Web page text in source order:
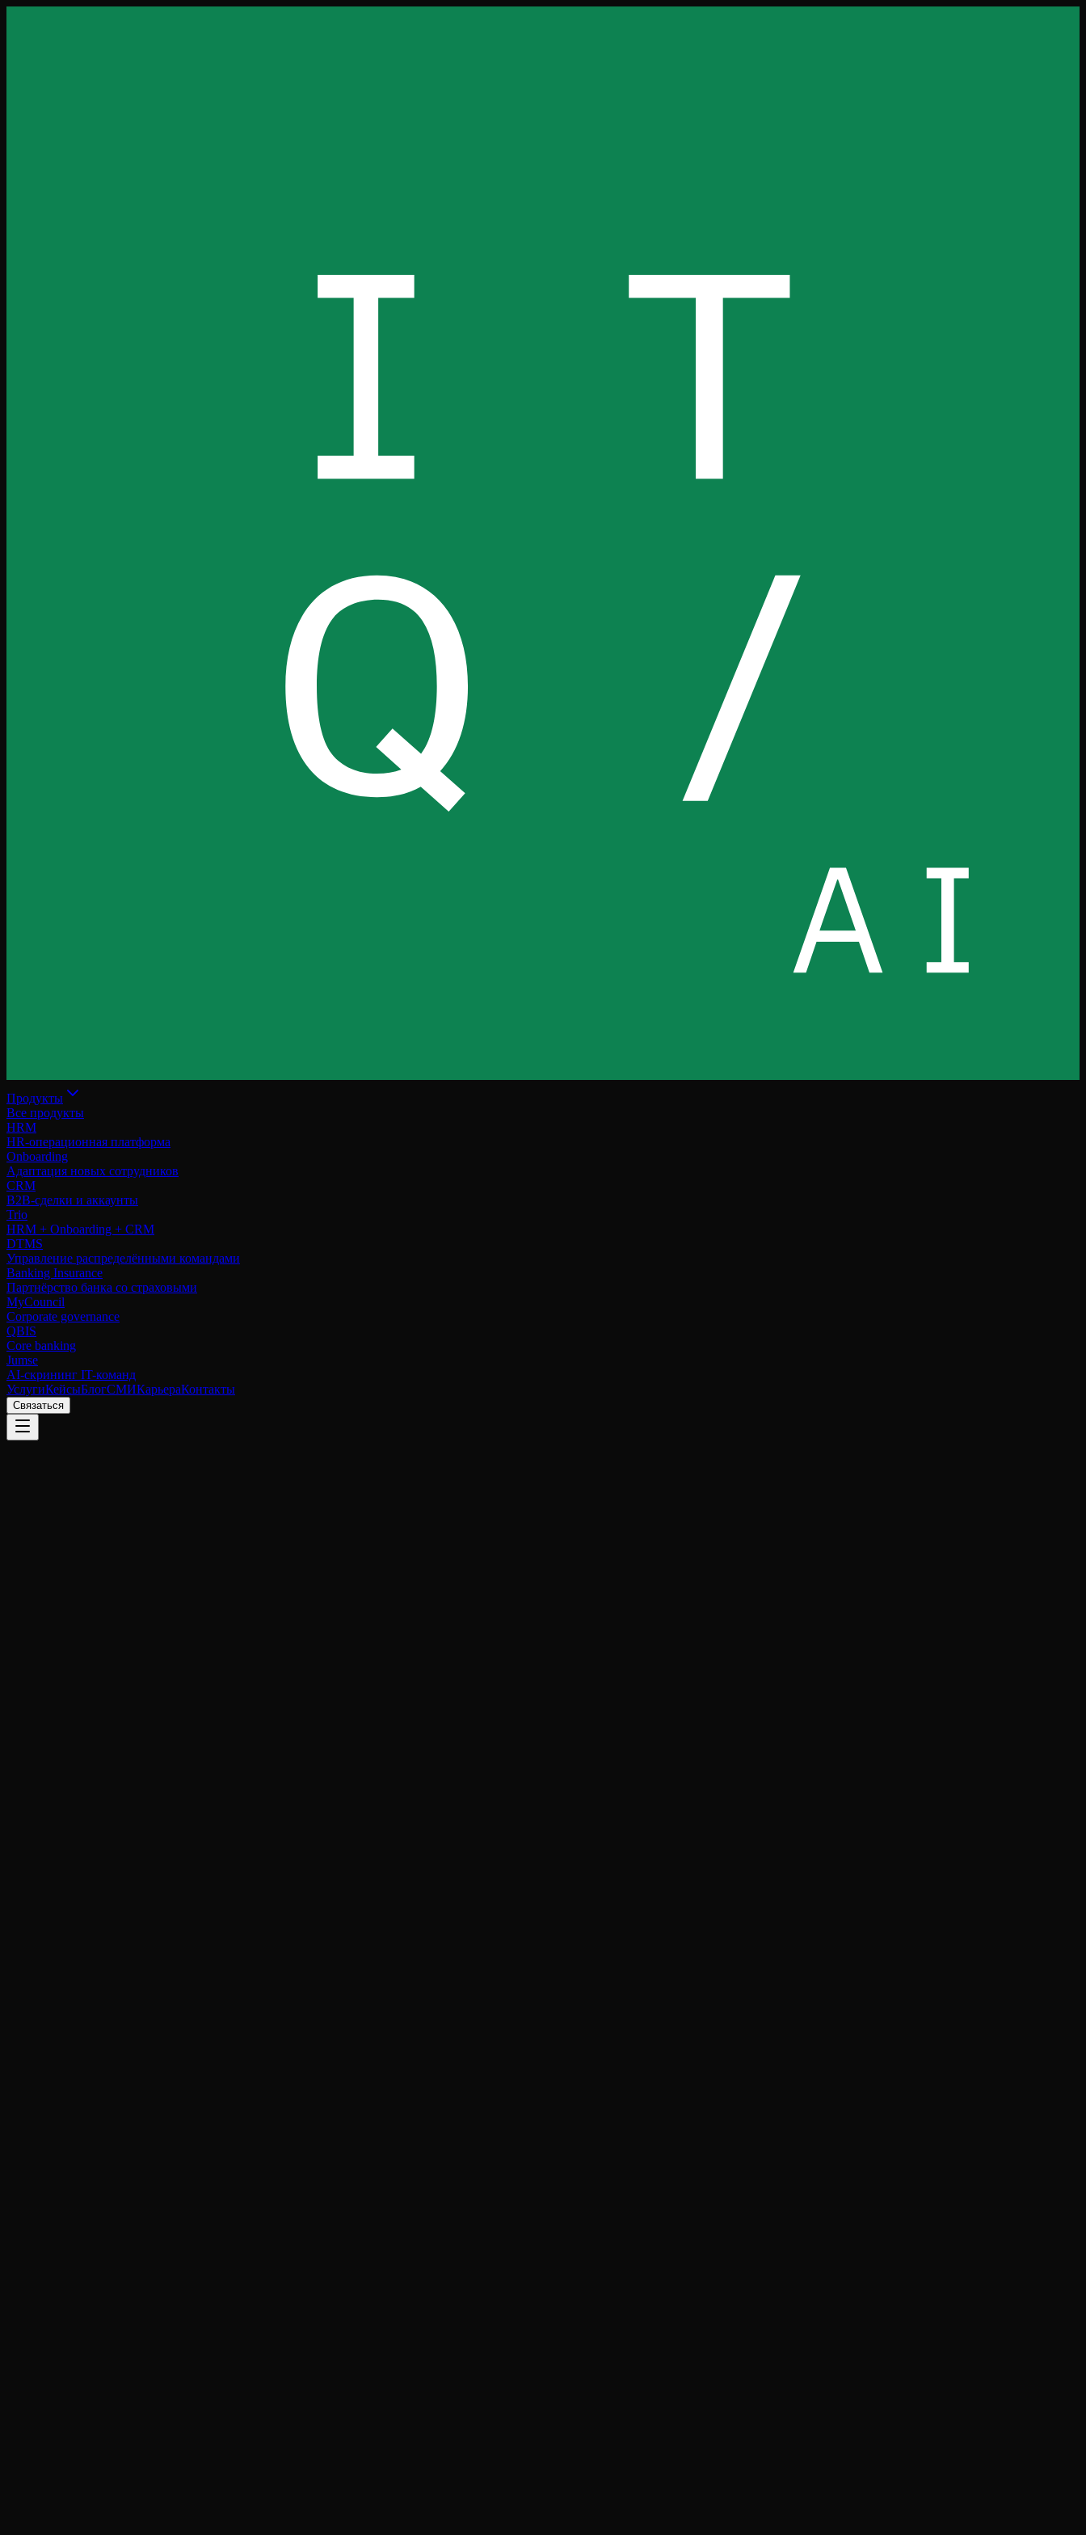
Продукты
Все продукты
HRM
HR-операционная платформа
Onboarding
Адаптация новых сотрудников
CRM
B2B-сделки и аккаунты
Trio
HRM + Onboarding + CRM
DTMS
Управление распределёнными командами
Banking Insurance
Партнёрство банка со страховыми
MyCouncil
Corporate governance
QBIS
Core banking
Jumse
AI-скрининг IT-команд
УслугиКейсыБлогСМИКарьераКонтакты
Связаться